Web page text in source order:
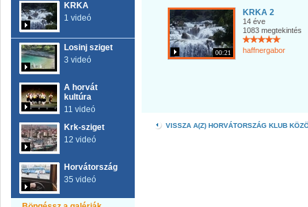
KRKA
1 videó
Losinj sziget
3 videó
A horvát
kultúra
11 videó
Krk-sziget
12 videó
Horvátország
35 videó
00:21
KRKA 2
14 éve
1083 megtekintés
haffnergabor
VISSZA A(Z) HORVÁTORSZÁG KLUB